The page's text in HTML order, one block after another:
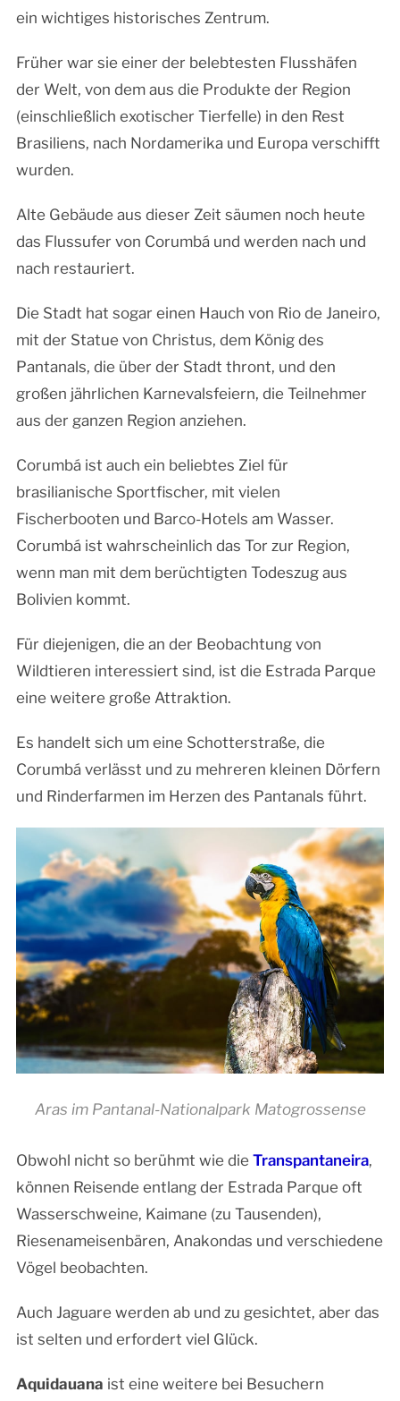
ein wichtiges historisches Zentrum.
Früher war sie einer der belebtesten Flusshäfen
der Welt, von dem aus die Produkte der Region
(einschließlich exotischer Tierfelle) in den Rest
Brasiliens, nach Nordamerika und Europa verschifft
wurden.
Alte Gebäude aus dieser Zeit säumen noch heute
das Flussufer von Corumbá und werden nach und
nach restauriert.
Die Stadt hat sogar einen Hauch von Rio de Janeiro,
mit der Statue von Christus, dem König des
Pantanals, die über der Stadt thront, und den
großen jährlichen Karnevalsfeiern, die Teilnehmer
aus der ganzen Region anziehen.
Corumbá ist auch ein beliebtes Ziel für
brasilianische Sportfischer, mit vielen
Fischerbooten und Barco-Hotels am Wasser.
Corumbá ist wahrscheinlich das Tor zur Region,
wenn man mit dem berüchtigten Todeszug aus
Bolivien kommt.
Für diejenigen, die an der Beobachtung von
Wildtieren interessiert sind, ist die Estrada Parque
eine weitere große Attraktion.
Es handelt sich um eine Schotterstraße, die
Corumbá verlässt und zu mehreren kleinen Dörfern
und Rinderfarmen im Herzen des Pantanals führt.
Aras im Pantanal-Nationalpark Matogrossense
Obwohl nicht so berühmt wie die Transpantaneira,
können Reisende entlang der Estrada Parque oft
Wasserschweine, Kaimane (zu Tausenden),
Riesenameisenbären, Anakondas und verschiedene
Vögel beobachten.
Auch Jaguare werden ab und zu gesichtet, aber das
ist selten und erfordert viel Glück.
Aquidauana ist eine weitere bei Besuchern